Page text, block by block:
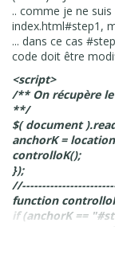
.. comme je ne
index.html#step1,
... dans ce cas
code doit être
<script>
/** On récupère
**/
$( document
anchorK =
controlloK();
});
function
if (anchorK ==
//